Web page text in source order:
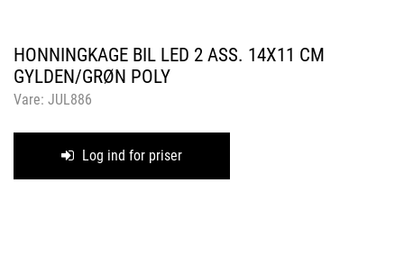
HONNINGKAGE BIL LED 2 ASS. 14X11 CM
GYLDEN/GRØN POLY
Vare: JUL886
Log ind for priser